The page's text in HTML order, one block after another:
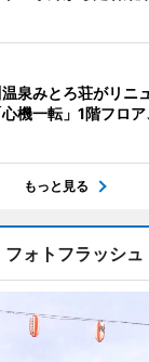
泉みとろ荘がリニ
機一転」1階フロア
もっと見る
フォトフラッシュ